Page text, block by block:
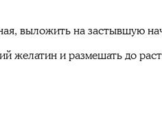
выложить на застывшую
желатин и размешать до